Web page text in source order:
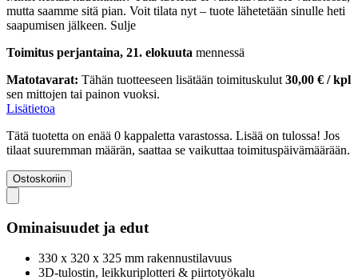
mutta saamme sitä pian. Voit tilata nyt – tuote lähetetään sinulle heti
saapumisen jälkeen. Sulje
Toimitus perjantaina, 21. elokuuta mennessä
Matotavarat: Tähän tuotteeseen lisätään toimituskulut 30,00 € / kpl
sen mittojen tai painon vuoksi.
Lisätietoa
Tätä tuotetta on enää 0 kappaletta varastossa. Lisää on tulossa! Jos
tilaat suuremman määrän, saattaa se vaikuttaa toimituspäivämäärään.
Ostoskoriin
Ominaisuudet ja edut
330 x 320 x 325 mm rakennustilavuus
3D-tulostin, leikkuriplotteri & piirtotyökalu